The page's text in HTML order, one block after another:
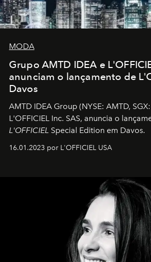
MODA
Grupo AMTD IDEA e
anunciam o lançamento de
Davos
AMTD IDEA Group (NYSE: AMTD,
L'OFFICIEL Inc. SAS, anuncia o
L'OFFICIEL Special Edition em Davos.
16.01.2023 por L'OFFICIEL USA